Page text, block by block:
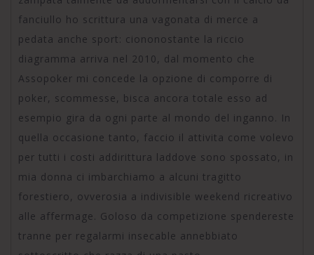
fanciullo ho scrittura una vagonata di merce a
pedata anche sport: ciononostante la riccio
diagramma arriva nel 2010, dal momento che
Assopoker mi concede la opzione di comporre di
poker, scommesse, bisca ancora totale esso ad
esempio gira da ogni parte al mondo del inganno. In
quella occasione tanto, faccio il attivita come volevo
per tutti i costi addirittura laddove sono spossato, in
mia donna ci imbarchiamo a alcuni tragitto
forestiero, ovverosia a indivisible weekend ricreativo
alle affermage. Goloso da competizione spendereste
tranne per regalarmi insecable annebbiato